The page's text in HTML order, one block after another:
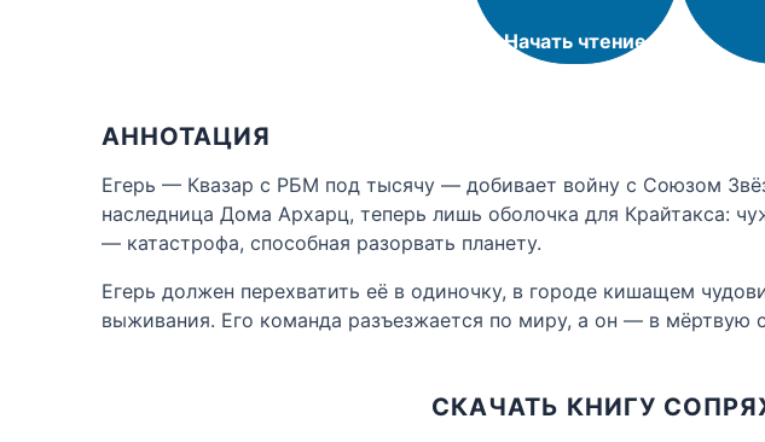
Начать чтение
АННОТАЦИЯ
Егерь — Квазар с РБМ под тысячу — добивает войну с Союзом
наследница Дома Архарц, теперь лишь оболочка для Крайтакса:
— катастрофа, способная разорвать планету.
Егерь должен перехватить её в одиночку, в городе кишащем
выживания. Его команда разъезжается по миру, а он — в мёртвую
СКАЧАТЬ КНИГУ